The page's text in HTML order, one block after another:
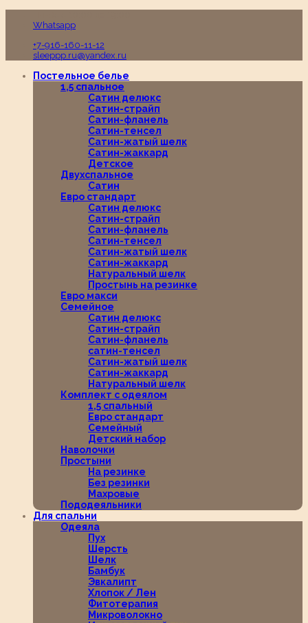
Whatsapp
+7-916-160-11-12
sleeppp.ru@yandex.ru
Постельное белье
1,5 спальное
Сатин делюкс
Сатин-страйп
Сатин-фланель
Сатин-тенсел
Сатин-жатый шелк
Сатин-жаккард
Детское
Двухспальное
Сатин
Евро стандарт
Сатин делюкс
Сатин-страйп
Сатин-фланель
Сатин-тенсел
Сатин-жатый шелк
Сатин-жаккард
Натуральный шелк
Простынь на резинке
Евро макси
Семейное
Сатин делюкс
Сатин-страйп
Сатин-фланель
сатин-тенсел
Сатин-жатый шелк
Сатин-жаккард
Натуральный шелк
Комплект с одеялом
1,5 спальный
Евро стандарт
Семейный
Детский набор
Наволочки
Простыни
На резинке
Без резинки
Махровые
Пододеяльники
Для спальни
Одеяла
Пух
Шерсть
Шелк
Бамбук
Эвкалипт
Хлопок / Лен
Фитотерапия
Микроволокно